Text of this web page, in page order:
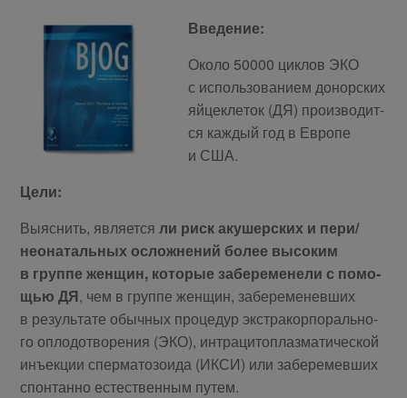
Вве­де­ние:
Око­ло 50000 цик­лов ЭКО
с ис­поль­зо­ва­ни­ем до­нор­ских
яй­це­кле­ток (ДЯ) про­из­во­дит­
ся каж­дый год в Ев­ро­пе
и США.
Це­ли:
Вы­яс­нить, яв­ля­ет­сяли риск аку­шер­ских и пе­ри/
нео­на­таль­ных ослож­не­ний бо­лее вы­со­ким
в груп­пе жен­щин, ко­то­рые за­бе­ре­ме­не­ли с по­мо­
щью ДЯ, чем в груп­пе жен­щин, за­бе­ре­ме­нев­ших
в ре­зуль­та­те обыч­ных про­це­дур экс­тра­кор­по­раль­но­
го опло­до­тво­ре­ния (ЭКО), ин­тра­ци­то­плаз­ма­ти­че­ской
инъ­ек­ции спер­ма­то­зо­и­да (ИКСИ) или за­бе­ре­мев­ших
спон­тан­но есте­ствен­ным пу­тем.